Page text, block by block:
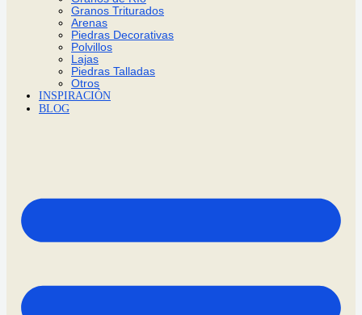
Granos Triturados
Arenas
Piedras Decorativas
Polvillos
Lajas
Piedras Talladas
Otros
INSPIRACIÓN
BLOG